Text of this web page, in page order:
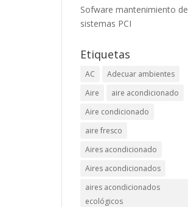
Sofware mantenimiento de
sistemas PCI
Etiquetas
AC
Adecuar ambientes
Aire
aire acondicionado
Aire condicionado
aire fresco
Aires acondicionado
Aires acondicionados
aires acondicionados
ecológicos